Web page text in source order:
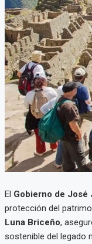
El Gobierno de José
protección del
Luna Briceño,
sostenible del legado